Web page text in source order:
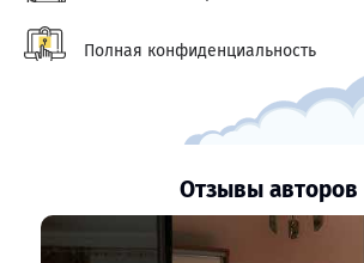
Полная конфиденциальность
Отзывы авторов